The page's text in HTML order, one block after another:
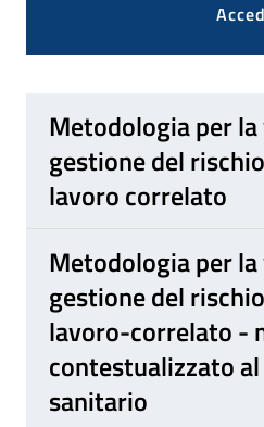
Metodologia per
gestione del
lavoro correlato
Metodologia per
gestione del
lavoro-correlato -
contestualizzato
sanitario